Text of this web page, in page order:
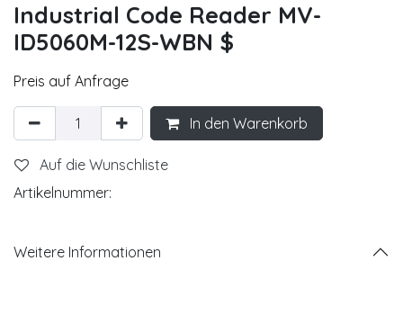
Industrial Code Reader MV-
ID5060M-12S-WBN $
Preis auf Anfrage
In den Warenkorb
Auf die Wunschliste
Artikelnummer:
Weitere Informationen